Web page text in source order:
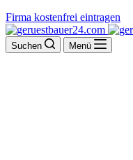
Firma kostenfrei eintragen
Suchen Menü